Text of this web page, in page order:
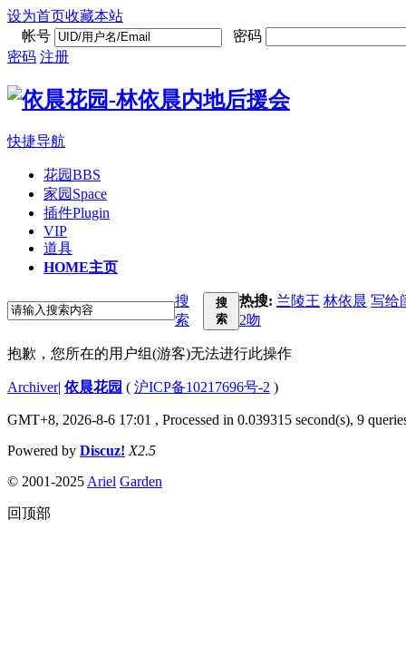
设为首页收藏本站
帐号
密码
密码 注册
快捷导航
花园BBS
家园 Space
插件Plugin
VIP
道具
HOME主页
搜
索
搜
索
热搜: 兰陵王 林依晨 写给
2吻
抱歉，您所在的用户组(游客)无法进行此操作
Archiver| 依晨花园 ( 沪ICP备10217696号-2 )
GMT+8, 2026-8-6 17:01 , Processed in 0.039315 second(s), 9
Powered by Discuz! X2.5
© 2001-2025 Ariel Garden
回顶部